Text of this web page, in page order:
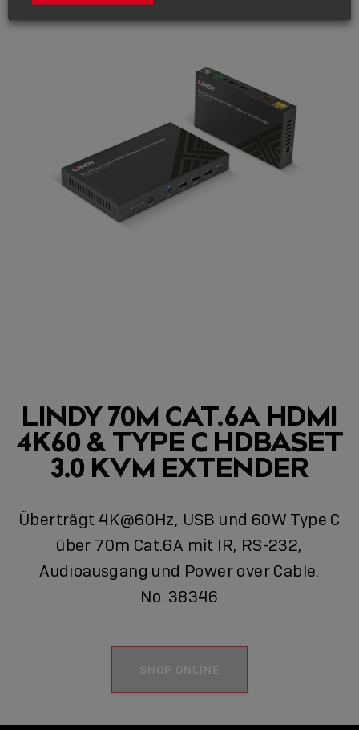
LINDY 70M CAT.6A HDMI
4K60 & TYPE C HDBASET
3.0 KVM EXTENDER
Überträgt 4K@60Hz, USB und 60W Type C
über 70m Cat.6A mit IR, RS-232,
Audioausgang und Power over Cable.
No. 38346
SHOP ONLINE